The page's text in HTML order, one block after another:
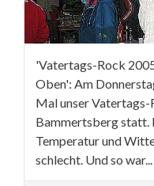
'Vatertags-Rock
Oben': Am
Mal unser
Bammertsberg statt.
Temperatur und
schlecht. Und so